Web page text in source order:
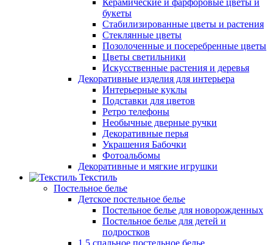
Керамические и фарфоровые цветы и
букеты
Стабилизированные цветы и растения
Стеклянные цветы
Позолоченные и посеребренные цветы
Цветы светильники
Искусственные растения и деревья
Декоративные изделия для интерьера
Интерьерные куклы
Подставки для цветов
Ретро телефоны
Необычные дверные ручки
Декоративные перья
Украшения Бабочки
Фотоальбомы
Декоративные и мягкие игрушки
Текстиль
Постельное белье
Детское постельное белье
Постельное белье для новорожденных
Постельное белье для детей и
подростков
1,5 спальное постельное белье